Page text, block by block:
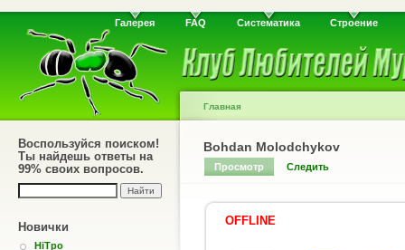
Галерея FAQ Систематика Строение
Воспользуйся поиском!
Ты найдешь ответы на
99% своих вопросов.
Новички
HiTpo
Главная
Bohdan Molodchykov
Просмотр Следить
OFFLINE